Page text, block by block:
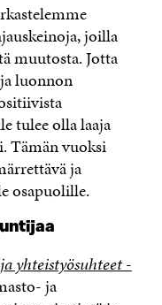
joilla
muutosta. Jotta
luonnon
tulee olla laaja
Tämän vuoksi
ja
osapuolille.
yhteistyösuhteet-
ja